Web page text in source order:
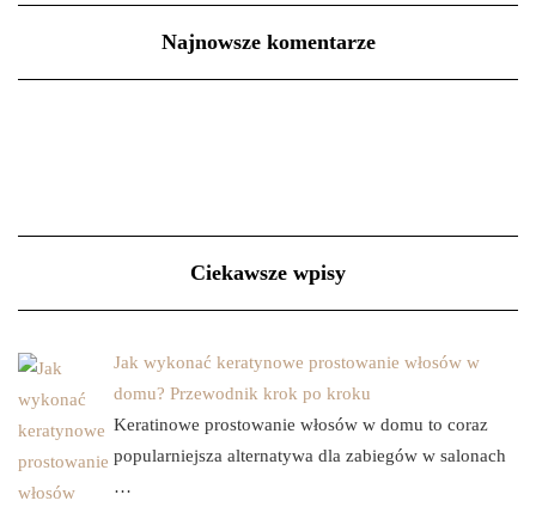
Najnowsze komentarze
Ciekawsze wpisy
Jak wykonać keratynowe prostowanie włosów w
domu? Przewodnik krok po kroku
Keratinowe prostowanie włosów w domu to coraz
popularniejsza alternatywa dla zabiegów w salonach
…